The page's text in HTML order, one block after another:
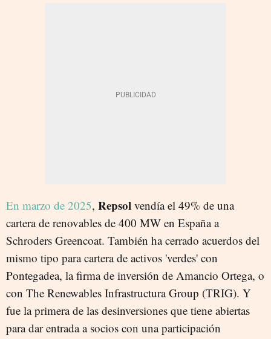
En marzo de 2025, Repsol vendía el 49% de una
cartera de renovables de 400 MW en España a
Schroders Greencoat. También ha cerrado acuerdos del
mismo tipo para cartera de activos 'verdes' con
Pontegadea, la firma de inversión de Amancio Ortega, o
con The Renewables Infrastructura Group (TRIG). Y
fue la primera de las desinversiones que tiene abiertas
para dar entrada a socios con una participación